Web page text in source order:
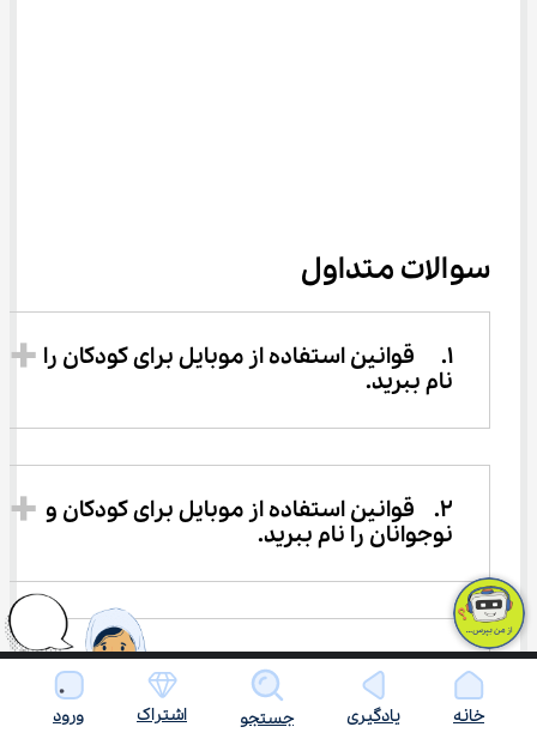
سوالات متداول
1.	قوانین استفاده از موبایل برای کودکان را
نام ببرید.
2.	قوانین استفاده از موبایل برای کودکان و
نوجوانان را نام ببرید.
3.	مزایای استفاده از تلفن همراه برای دانش
آموزان را نام ببرید.
خانه یادگیری جستجو اشتراک ورود